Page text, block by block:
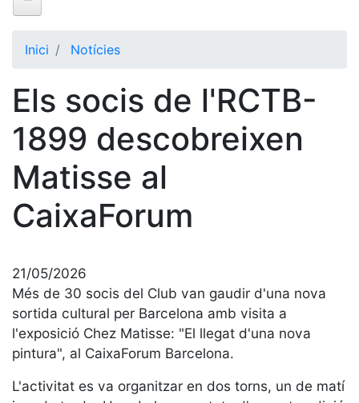
Història
La nostra
història
Cronologia
Presidents
Organització
directiva
Comissions
i comités
Estructura
executiva
Fundació
Inici Notícies
Els socis de l'RCTB-
1899 descobreixen
Matisse al
CaixaForum
21/05/2026
Més de 30 socis del Club van gaudir d'una nova
sortida cultural per Barcelona amb visita a
l'exposició Chez Matisse: "El llegat d'una nova
pintura", al CaixaForum Barcelona.
L'activitat es va organitzar en dos torns, un de matí